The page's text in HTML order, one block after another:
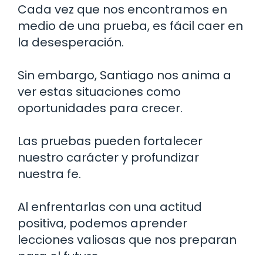
Cada vez que nos encontramos en
medio de una prueba, es fácil caer en
la desesperación.
Sin embargo, Santiago nos anima a
ver estas situaciones como
oportunidades para crecer.
Las pruebas pueden fortalecer
nuestro carácter y profundizar
nuestra fe.
Al enfrentarlas con una actitud
positiva, podemos aprender
lecciones valiosas que nos preparan